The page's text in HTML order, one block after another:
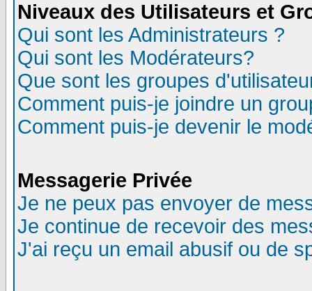
Niveaux des Utilisateurs et
Qui sont les Administrateurs ?
Qui sont les Modérateurs?
Que sont les groupes
Comment puis-je joindre un
Comment puis-je devenir le
Messagerie Privée
Je ne peux pas envoyer de
Je continue de recevoir des
J'ai reçu un email abusif ou de